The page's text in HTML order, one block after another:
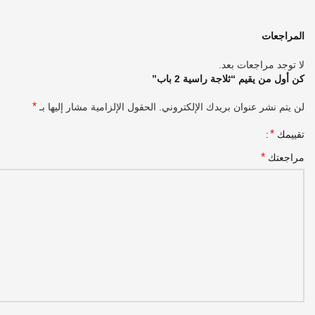
المراجعات
لا توجد مراجعات بعد.
كن أول من يقيم “ثلاجة راسية 2 باب”
لن يتم نشر عنوان بريدك الإلكتروني. الحقول الإلزامية مشار إليها بـ *
تقييمك *
مراجعتك *